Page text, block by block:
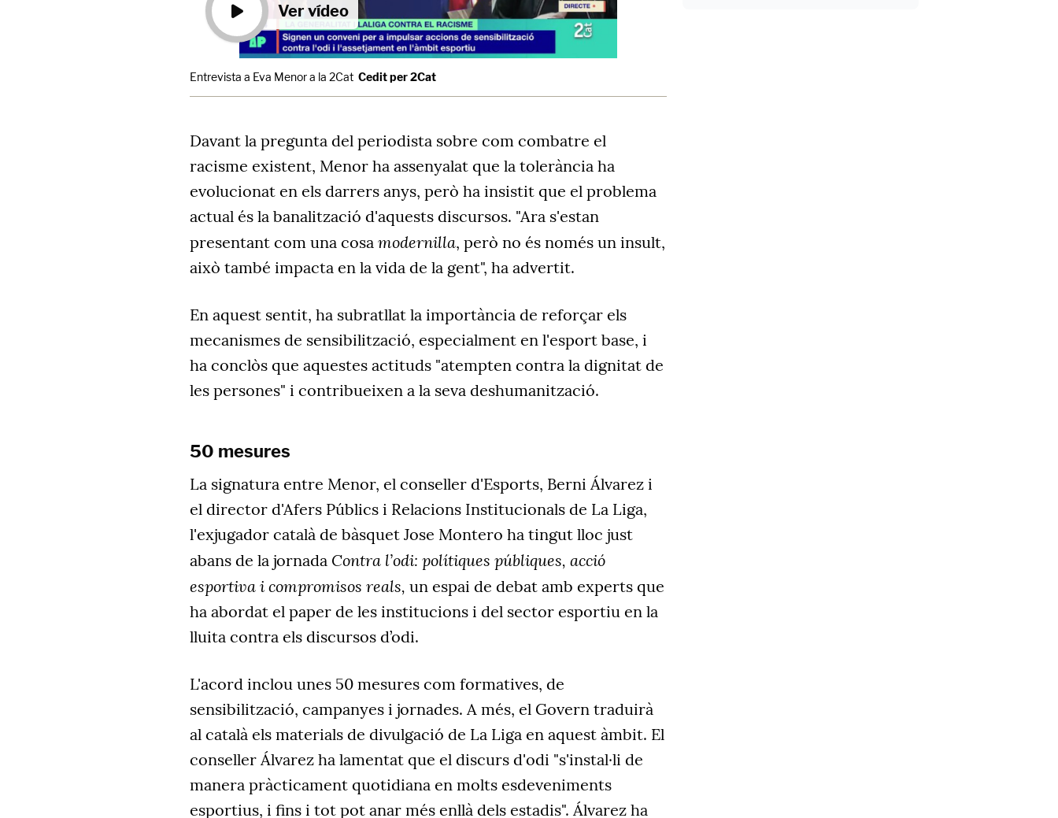
Ver vídeo
Entrevista a Eva Menor a la 2Cat Cedit per 2Cat
Davant la pregunta del periodista sobre com combatre el
racisme existent, Menor ha assenyalat que la tolerància ha
evolucionat en els darrers anys, però ha insistit que el problema
actual és la banalització d'aquests discursos. "Ara s'estan
presentant com una cosa modernilla, però no és només un insult,
això també impacta en la vida de la gent", ha advertit.
En aquest sentit, ha subratllat la importància de reforçar els
mecanismes de sensibilització, especialment en l'esport base, i
ha conclòs que aquestes actituds "atempten contra la dignitat de
les persones" i contribueixen a la seva deshumanització.
50 mesures
La signatura entre Menor, el conseller d'Esports, Berni Álvarez i
el director d'Afers Públics i Relacions Institucionals de La Liga,
l'exjugador català de bàsquet Jose Montero ha tingut lloc just
abans de la jornada Contra l’odi: polítiques públiques, acció
esportiva i compromisos reals, un espai de debat amb experts que
ha abordat el paper de les institucions i del sector esportiu en la
lluita contra els discursos d’odi.
L'acord inclou unes 50 mesures com formatives, de
sensibilització, campanyes i jornades. A més, el Govern traduirà
al català els materials de divulgació de La Liga en aquest àmbit. El
conseller Álvarez ha lamentat que el discurs d'odi "s'instal·li de
manera pràcticament quotidiana en molts esdeveniments
esportius, i fins i tot pot anar més enllà dels estadis". Álvarez ha